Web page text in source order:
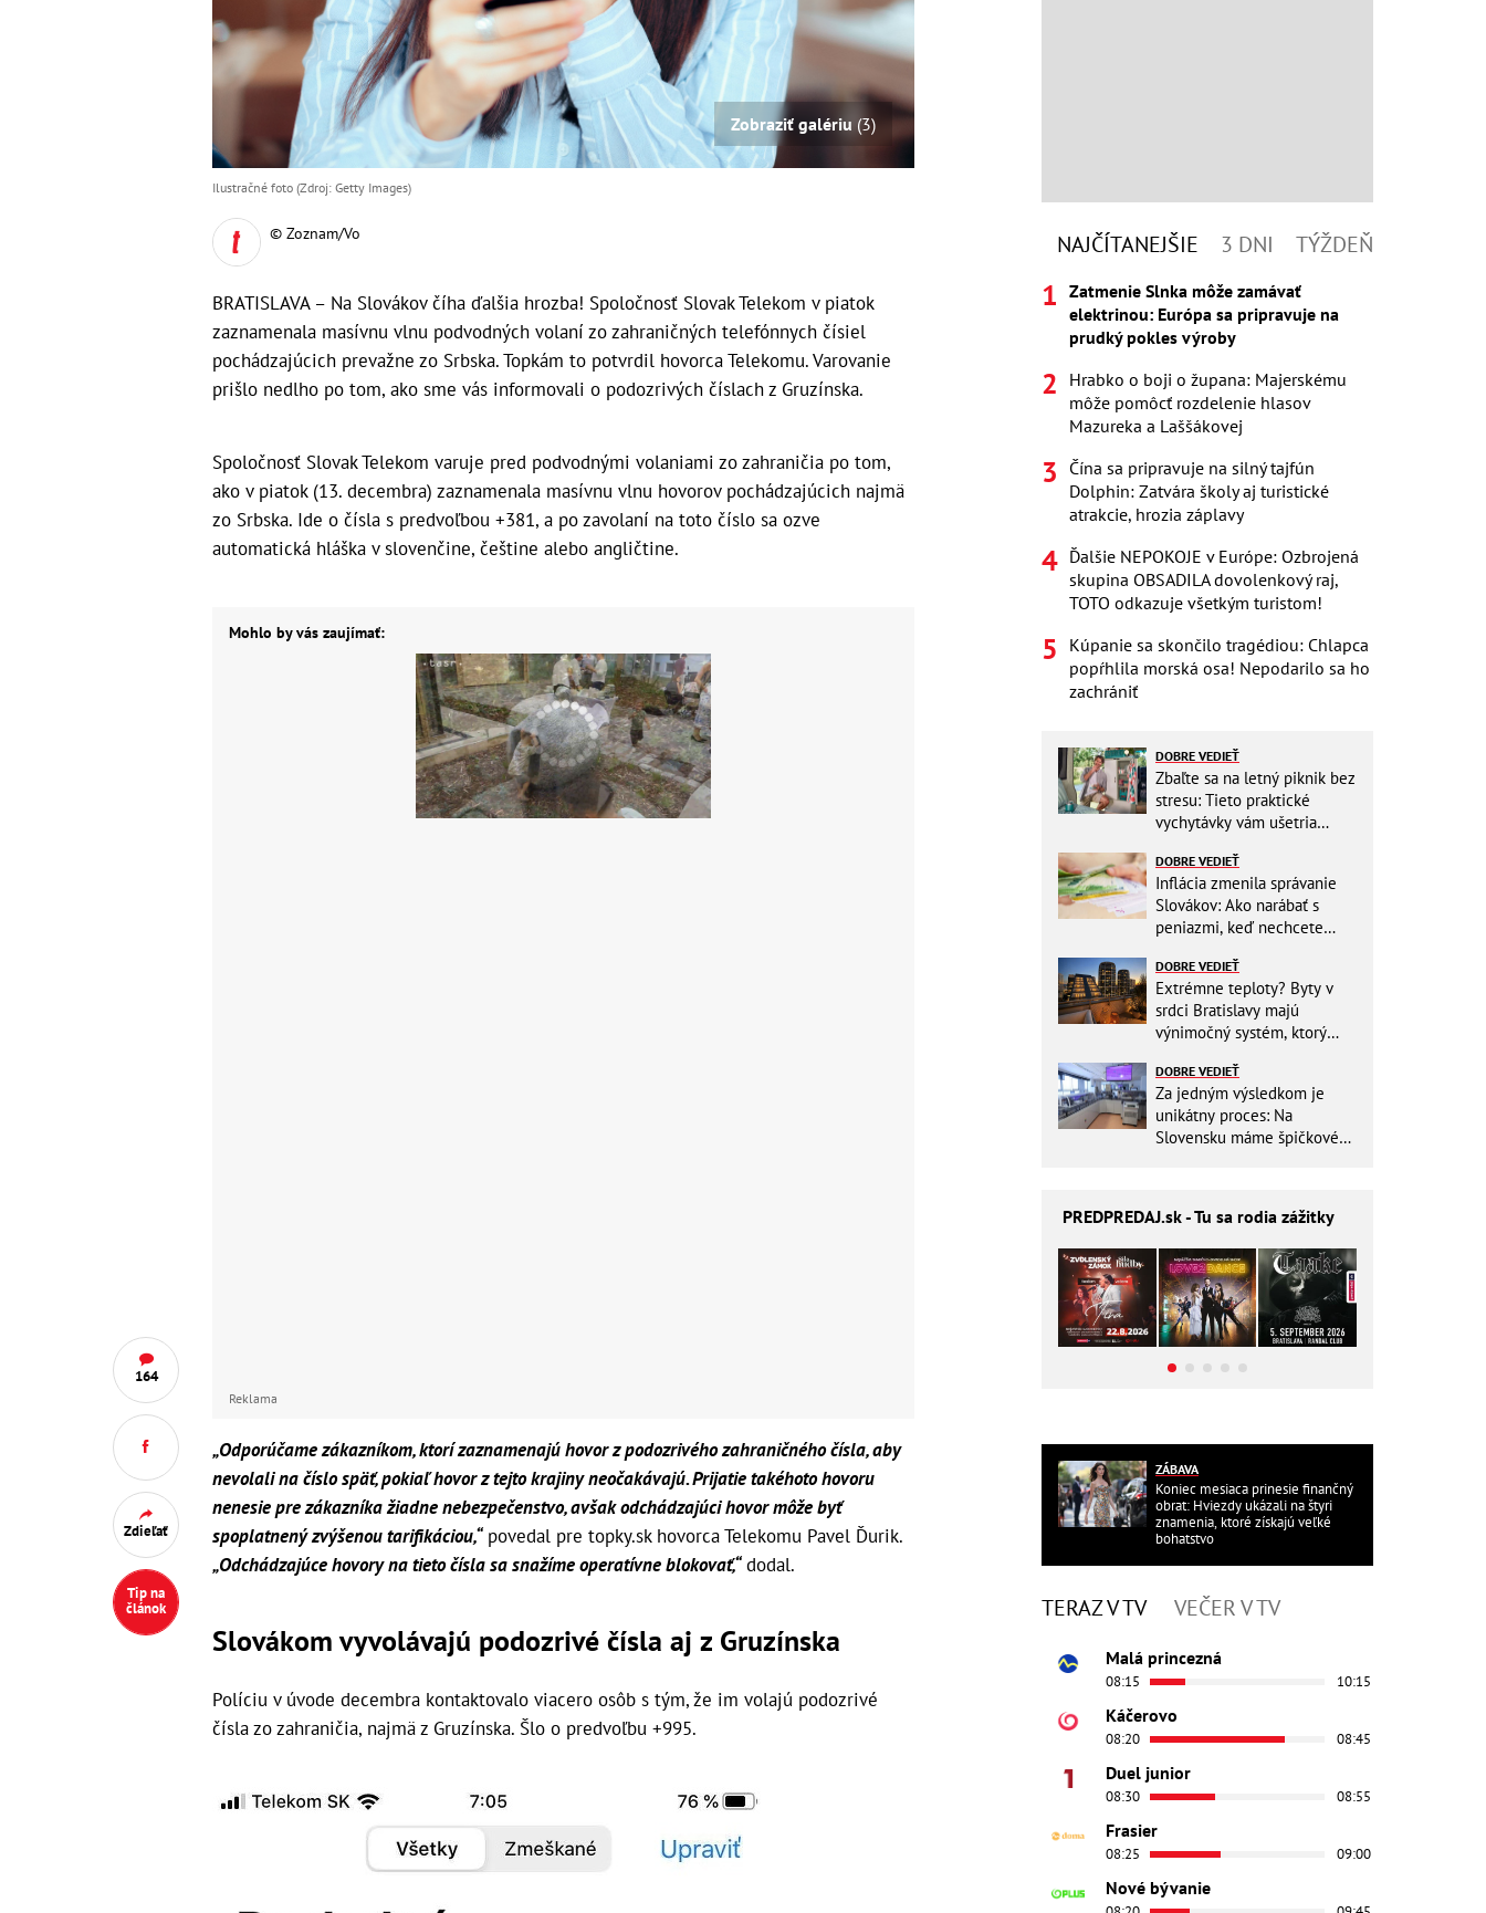
164
Zdieľať
Tip na
článok
Zobraziť galériu (3)
Ilustračné foto (Zdroj: Getty Images)
© Zoznam/Vo
BRATISLAVA – Na Slovákov číha ďalšia hrozba! Spoločnosť Slovak Telekom v piatok
zaznamenala masívnu vlnu podvodných volaní zo zahraničných telefónnych čísiel
pochádzajúcich prevažne zo Srbska. Topkám to potvrdil hovorca Telekomu. Varovanie
prišlo nedlho po tom, ako sme vás informovali o podozrivých číslach z Gruzínska.
Spoločnosť Slovak Telekom varuje pred podvodnými volaniami zo zahraničia po tom,
ako v piatok (13. decembra) zaznamenala masívnu vlnu hovorov pochádzajúcich najmä
zo Srbska. Ide o čísla s predvoľbou +381, a po zavolaní na toto číslo sa ozve
automatická hláška v slovenčine, češtine alebo angličtine.
Mohlo by vás zaujímať:
Reklama
„Odporúčame zákazníkom, ktorí zaznamenajú hovor z podozrivého zahraničného čísla, aby
nevolali na číslo späť, pokiaľ hovor z tejto krajiny neočakávajú. Prijatie takéhoto hovoru
nenesie pre zákazníka žiadne nebezpečenstvo, avšak odchádzajúci hovor môže byť
spoplatnený zvýšenou tarifikáciou,“povedal pre topky.sk hovorca Telekomu Pavel Ďurik.
„Odchádzajúce hovory na tieto čísla sa snažíme operatívne blokovať,“dodal.
Slovákom vyvolávajú podozrivé čísla aj z Gruzínska
Políciu v úvode decembra kontaktovalo viacero osôb s tým, že im volajú podozrivé
čísla zo zahraničia, najmä z Gruzínska. Šlo o predvoľbu +995.
NAJČÍTANEJŠIE 3 DNI TÝŽDEŇ
Zatmenie Slnka môže zamávať
elektrinou: Európa sa pripravuje na
prudký pokles výroby
Hrabko o boji o župana: Majerskému
môže pomôcť rozdelenie hlasov
Mazureka a Laššákovej
Čína sa pripravuje na silný tajfún
Dolphin: Zatvára školy aj turistické
atrakcie, hrozia záplavy
Ďalšie NEPOKOJE v Európe: Ozbrojená
skupina OBSADILA dovolenkový raj,
TOTO odkazuje všetkým turistom!
Kúpanie sa skončilo tragédiou: Chlapca
popŕhlila morská osa! Nepodarilo sa ho
zachrániť
DOBRE VEDIEŤ
Zbaľte sa na letný piknik bez
stresu: Tieto praktické
vychytávky vám ušetria
DOBRE VEDIEŤ
Inflácia zmenila správanie
Slovákov: Ako narábať s
peniazmi, keď nechcete
DOBRE VEDIEŤ
Extrémne teploty? Byty v
srdci Bratislavy majú
výnimočný systém, ktorý
DOBRE VEDIEŤ
Za jedným výsledkom je
unikátny proces: Na
Slovensku máme špičkové
PREDPREDAJ.sk - Tu sa rodia zážitky
ZÁBAVA
Koniec mesiaca prinesie finančný
obrat: Hviezdy ukázali na štyri
znamenia, ktoré získajú veľké
bohatstvo
TERAZ V TV VEČER V TV
Malá princezná
08:15 10:15
Káčerovo
08:20 08:45
Duel junior
08:30 08:55
Frasier
08:25 09:00
Nové bývanie